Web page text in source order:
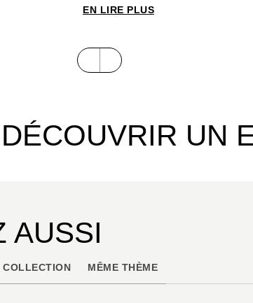
EN LIRE PLUS
DÉCOUVRIR UN
AUSSI
COLLECTION MÊME THÈME